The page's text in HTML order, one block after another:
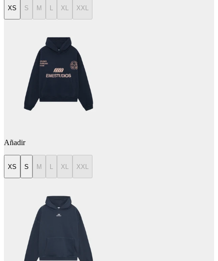
XS S M XL XXL
Añadir
XS S M L XL XXL